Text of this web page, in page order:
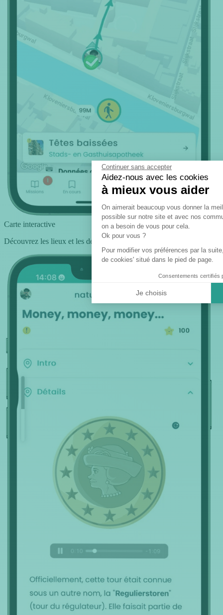
Continuer sans accepter
Aidez-nous avec les cookies
à mieux vous aider
Plateforme de
On aimerait beaucoup vous donner la
possible sur notre site et avec nos
on a besoin de vous pour cela.
Ok pour vous ?
Pour modifier vos préférences par la
de cookies' situé dans le pied de page.
Consentements certifiés
Je choisis
Carte interactive
Découvrez les lieux et les défis de votre équipe sur la carte